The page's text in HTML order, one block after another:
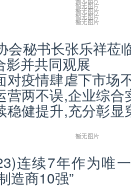
会秘书长张乐祥莅
影并共同观展
对疫情肆虐下市场
营两不误,企业综
稳健提升,充分彰
连续7年作为唯
造商10强”